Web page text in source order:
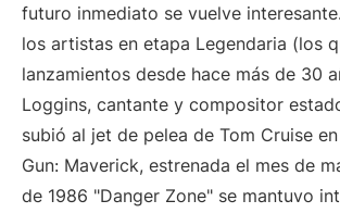
futuro inmediato se vuelve
los artistas en etapa Legendaria (los
lanzamientos desde hace más de 30
Loggins, cantante y compositor
subió al jet de pelea de Tom Cruise
Gun: Maverick, estrenada el mes de
de 1986 "Danger Zone" se mantuvo